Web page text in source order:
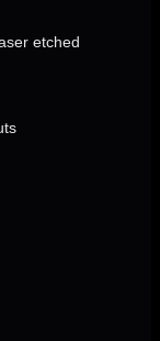
etched